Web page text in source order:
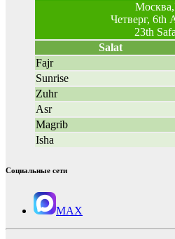
Четверг, 6th
23th
Salat
Fajr
Sunrise
Zuhr
Asr
Magrib
Isha
Социальные сети
MAX